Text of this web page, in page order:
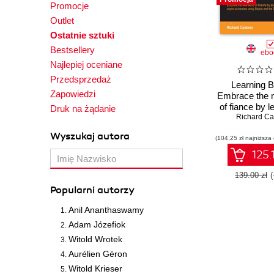
Promocje
Outlet
Ostatnie sztuki
Bestsellery
Najlepiej oceniane
Przedsprzedaż
Zapowiedzi
Druk na żądanie
Wyszukaj autora
Popularni autorzy
Anil Ananthaswamy
Adam Józefiok
Witold Wrotek
Aurélien Géron
Witold Krieser
Learning
Embrace the
of fiance by
the power
and the
Richard
(104,25 zł
139.00 zł